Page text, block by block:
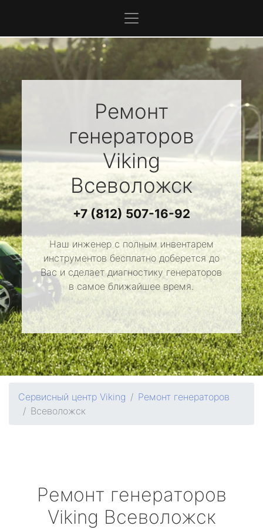
Ремонт
генераторов
Viking
Всеволожск
+7 (812) 507-16-92
Наш инженер с полным инвентарем
инструментов бесплатно доберется до
Вас и сделает диагностику генераторов
в самое ближайшее время.
Сервисный центр Viking
Ремонт генераторов
Всеволожск
Ремонт генераторов
Viking Всеволожск